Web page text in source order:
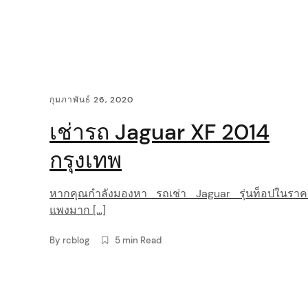
t
i
o
n
o
n
t
e
n
กุมภาพันธ์ 26, 2020
เช่ารถ Jaguar XF 2014
กรุงเทพ
หากคุณกำลังมองหา รถเช่า Jaguar รุ่นท็อปในรา
แพงมาก […]
By rcblog 5 min Read